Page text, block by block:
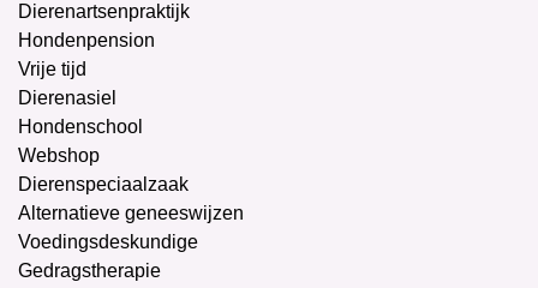
Dierenartsenpraktijk
Hondenpension
Vrije tijd
Dierenasiel
Hondenschool
Webshop
Dierenspeciaalzaak
Alternatieve geneeswijzen
Voedingsdeskundige
Gedragstherapie